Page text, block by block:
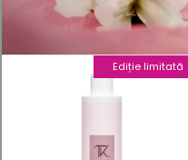
Ediție limitată